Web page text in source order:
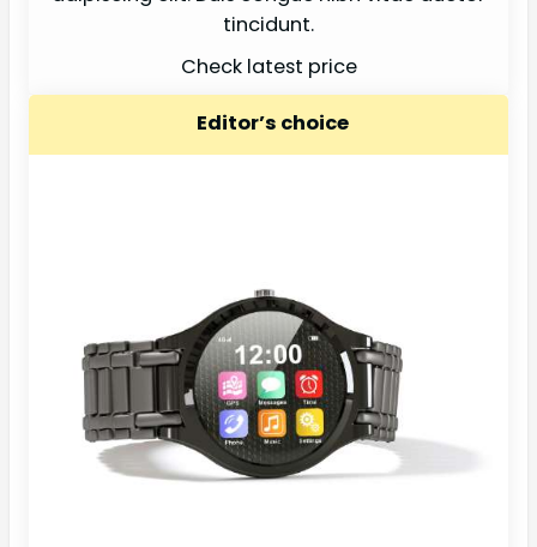
tincidunt.
Check latest price
Editor’s choice